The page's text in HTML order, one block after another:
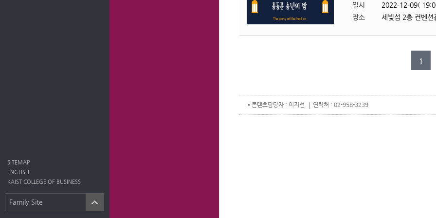
SITEMAP
ENGLISH
KAIST COLLEGE OF BUSINESS
Family Site
일시
2022-12-09(
장소
세빛섬 2층 컨벤션
1
콘텐츠담당자 : 이지선 연락처 : 02-958-3239